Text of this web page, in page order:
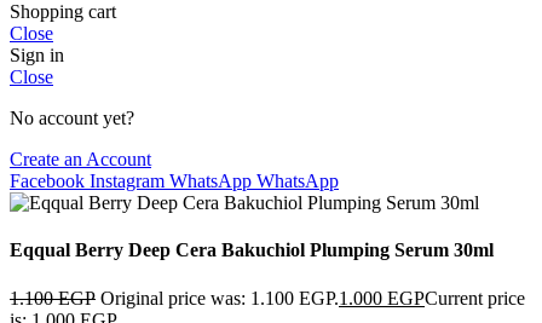
Shopping cart
Close
Sign in
Close
No account yet?
Create an Account
Facebook Instagram WhatsApp WhatsApp
Eqqual Berry Deep Cera Bakuchiol Plumping Serum 30ml
1.100EGP Original price was: 1.100 EGP.1.000 EGPCurrent price